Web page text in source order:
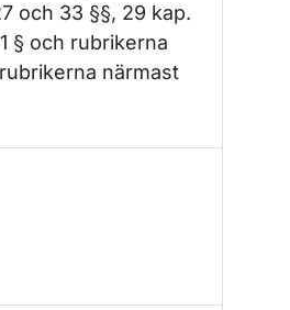
och 33 §§, 29 kap.
§ och rubrikerna
närmast